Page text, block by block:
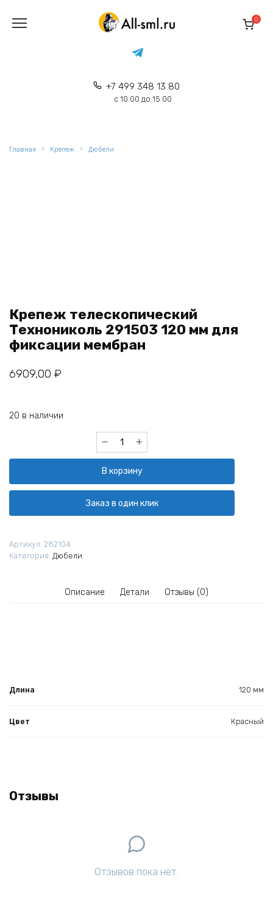
содержанию
+7 499 348 13 80
с 10:00 до 15:00
0
Главная Крепеж Дюбели
Крепеж телескопический
Технониколь 291503 120 мм для
фиксации мембран
6909,00 ₽
20 в наличии
Количество
товара
телескопический
Технониколь
291503
120
В корзину
Заказ в один клик
Артикул: 282104
Категория: Дюбели
Описание Детали Отзывы (0)
Длина 120 мм
Цвет Красный
Отзывы
Отзывов пока нет.